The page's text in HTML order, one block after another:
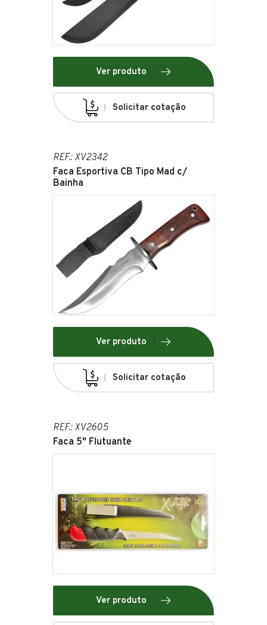
Ver produto
Solicitar cotação
REF.: XV2342
Faca Esportiva CB Tipo Mad c/
Bainha
Ver produto
Solicitar cotação
REF.: XV2605
Faca 5" Flutuante
Ver produto